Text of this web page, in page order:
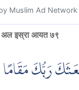
Muslim Ad Network
अल इस्रा आयत ७९
رَبُّكَ مَقَامًا